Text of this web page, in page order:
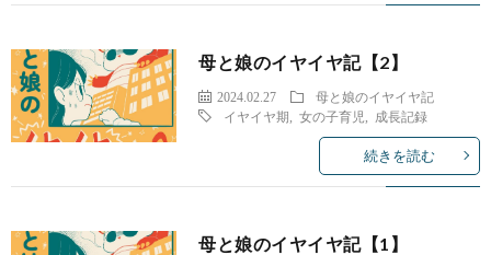
母と娘のイヤイヤ記【2】
2024.02.27
母と娘のイヤイヤ記
イヤイヤ期
,女の子育児 成長記録
続きを読む
母と娘のイヤイヤ記【1】